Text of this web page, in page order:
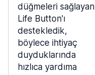
düğmeleri sağlayan
Life Button'ı
destekledik,
böylece ihtiyaç
duyduklarında
hızlıca yardıma